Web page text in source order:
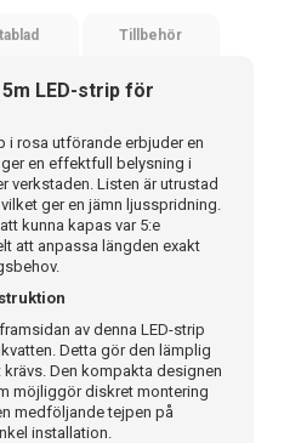
Tillbehör
LED-strip för
i rosa utförande erbjuder en
en effektfull belysning i
verkstaden. Listen är utrustad
ger en jämn ljusspridning.
kunna kapas var 5:e
att anpassa längden exakt
av denna LED-strip
Detta gör den lämplig
Den kompakta designen
möjliggör diskret montering
medföljande tejpen på
installation.